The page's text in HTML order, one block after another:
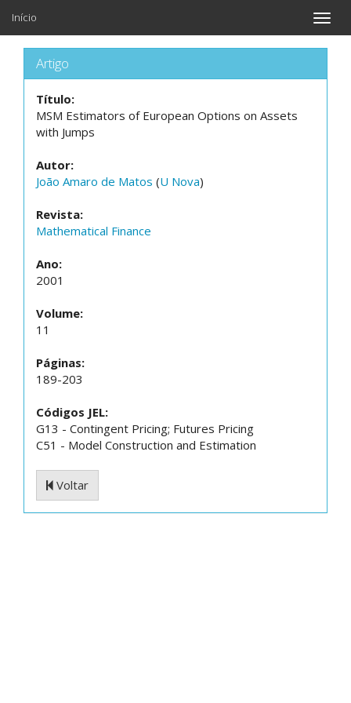
Toggle
Início
Artigo
Título:
MSM Estimators of European Options on Assets
with Jumps
Autor:
João Amaro de Matos (U Nova)
Revista:
Mathematical Finance
Ano:
2001
Volume:
11
Páginas:
189-203
Códigos JEL:
G13 - Contingent Pricing; Futures Pricing
C51 - Model Construction and Estimation
Voltar